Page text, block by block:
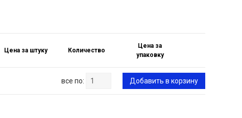
Цена за штуку Количество
Цена за
упаковку
все по: Добавить в корзину